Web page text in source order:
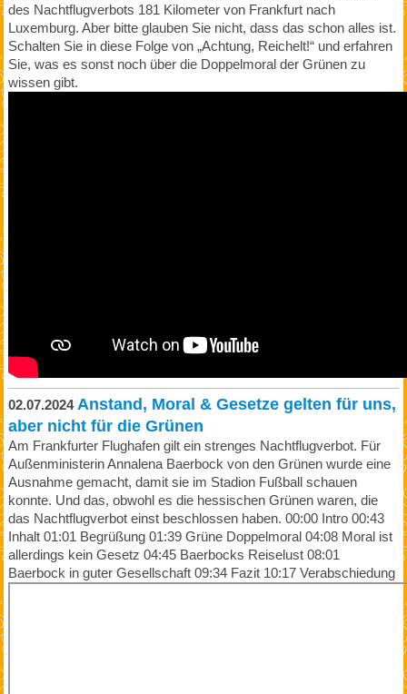
des Nachtflugverbots 181 Kilometer von Frankfurt nach
Luxemburg. Aber bitte glauben Sie nicht, dass das schon alles ist.
Schalten Sie in diese Folge von „Achtung, Reichelt!“ und erfahren
Sie, was es sonst noch über die Doppelmoral der Grünen zu
wissen gibt.
02.07.2024 Anstand, Moral & Gesetze gelten für uns,
aber nicht für die Grünen
Am Frankfurter Flughafen gilt ein strenges Nachtflugverbot. Für
Außenministerin Annalena Baerbock von den Grünen wurde eine
Ausnahme gemacht, damit sie im Stadion Fußball schauen
konnte. Und das, obwohl es die hessischen Grünen waren, die
das Nachtflugverbot einst beschlossen haben. 00:00 Intro 00:43
Inhalt 01:01 Begrüßung 01:39 Grüne Doppelmoral 04:08 Moral ist
allerdings kein Gesetz 04:45 Baerbocks Reiselust 08:01
Baerbock in guter Gesellschaft 09:34 Fazit 10:17 Verabschiedung